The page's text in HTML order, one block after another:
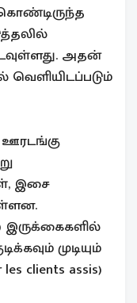
அதன்
வெளியிடப்படும்
ஊரடங்கு
இசை
இருக்கைகளில்
முடியும்
clients assis)